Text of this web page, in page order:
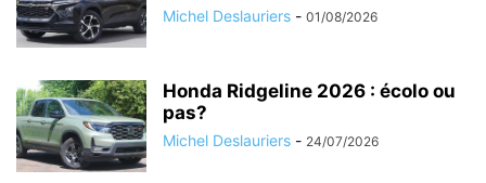
Michel Deslauriers - 01/08/2026
Honda Ridgeline 2026 : écolo ou
pas?
Michel Deslauriers - 24/07/2026